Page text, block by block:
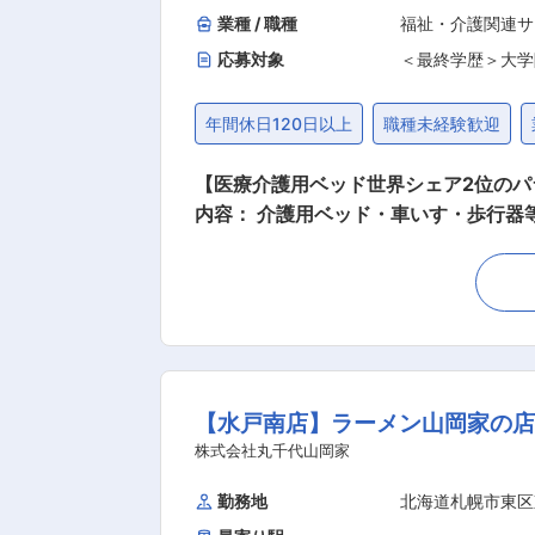
業種 / 職種
福祉・介護関連
応募対象
＜最終学歴＞大
年間休日120日以上 職種未経験歓迎
【医療介護用ベッド世界シェア2位の
内容： 介護用ベッド・車いす・歩行
ェック ・勤怠管理、用度品発注などの拠点内庶務 ・電話
ル開始時】電話/FAXで注文を受ける
ートしていきますのでご安心くださ
ています。少しでもお客様のご要望に近づけるように最
安心できる快適なヘルスケア環境の創
【水戸南店】ラーメン山岡家
株式会社丸千代山岡家
勤務地
北海道札幌市東